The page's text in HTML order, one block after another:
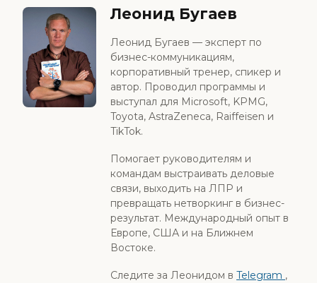
Леонид Бугаев
Леонид Бугаев — эксперт по
бизнес-коммуникациям,
корпоративный тренер, спикер и
автор. Проводил программы и
выступал для Microsoft, KPMG,
Toyota, AstraZeneca, Raiffeisen и
TikTok.
Помогает руководителям и
командам выстраивать деловые
связи, выходить на ЛПР и
превращать нетворкинг в бизнес-
результат. Международный опыт в
Европе, США и на Ближнем
Востоке.
Следите за Леонидом в Telegram ,